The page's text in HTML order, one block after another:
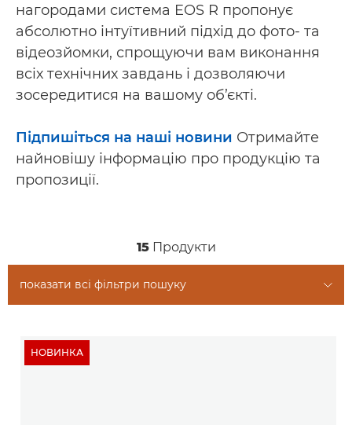
нагородами система EOS R пропонує
абсолютно інтуїтивний підхід до фото- та
відеозйомки, спрощуючи вам виконання
всіх технічних завдань і дозволяючи
зосередитися на вашому об’єкті.
Підпишіться на наші новини Отримайте
найновішу інформацію про продукцію та
пропозиції.
15 Продукти
показати всі фільтри пошуку
НОВИНКА